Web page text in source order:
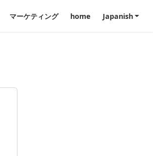
マーケティング home Japanish